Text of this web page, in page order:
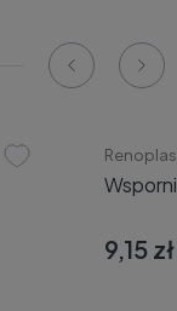
9,15 zł